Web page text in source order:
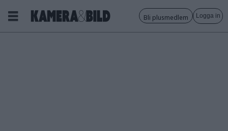
Bli plusmedlem Logga in